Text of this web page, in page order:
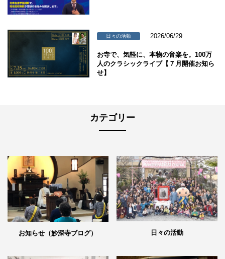
日々の活動 2026/06/29
お寺で、気軽に、本物の音楽を。100万
人のクラシックライブ【７月開催お知ら
せ】
カテゴリー
お知らせ（妙深寺ブログ） 日々の活動